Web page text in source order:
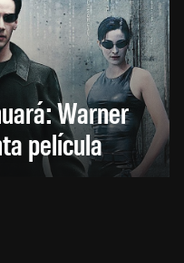
Warner
película